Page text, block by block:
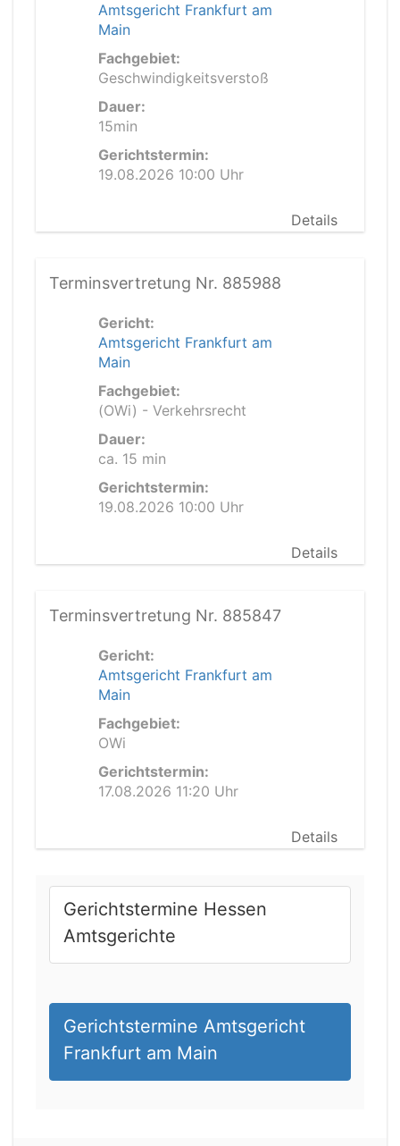
Amtsgericht Frankfurt am
Main
Fachgebiet:
Geschwindigkeitsverstoß
Dauer:
15min
Gerichtstermin:
19.08.2026 10:00 Uhr
Details
Terminsvertretung Nr. 885988
Gericht:
Amtsgericht Frankfurt am
Main
Fachgebiet:
(OWi) - Verkehrsrecht
Dauer:
ca. 15 min
Gerichtstermin:
19.08.2026 10:00 Uhr
Details
Terminsvertretung Nr. 885847
Gericht:
Amtsgericht Frankfurt am
Main
Fachgebiet:
OWi
Gerichtstermin:
17.08.2026 11:20 Uhr
Details
Gerichtstermine Hessen
Amtsgerichte
Gerichtstermine Amtsgericht
Frankfurt am Main